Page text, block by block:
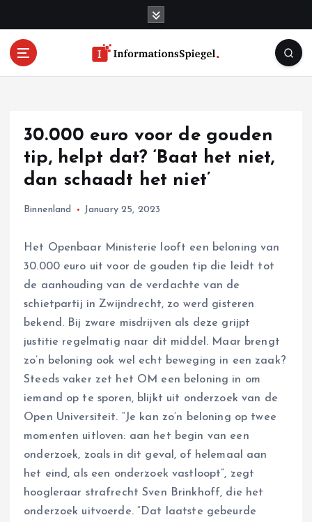
30.000 euro voor de gouden
tip, helpt dat? ‘Baat het niet,
dan schaadt het niet’
Binnenland January 25, 2023
Het Openbaar Ministerie looft een beloning van
30.000 euro uit voor de gouden tip die leidt tot
de aanhouding van de verdachte van de
schietpartij in Zwijndrecht, zo werd gisteren
bekend. Bij zware misdrijven als deze grijpt
justitie regelmatig naar dit middel. Maar brengt
zo’n beloning ook wel echt beweging in een zaak?
Steeds vaker zet het OM een beloning in om
iemand op te sporen, blijkt uit onderzoek van de
Open Universiteit. “Je kan zo’n beloning op twee
momenten uitloven: aan het begin van een
onderzoek, zoals in dit geval, of helemaal aan
het eind, als een onderzoek vastloopt”, zegt
hoogleraar strafrecht Sven Brinkhoff, die het
onderzoek uitvoerde. “Dat laatste gebeurde